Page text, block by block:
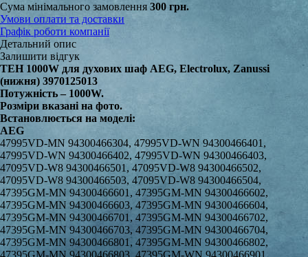
Сума мінімального замовлення 300 грн.
Умови оплати та доставки
Графік роботи компанії
Детальний опис
Залишити відгук
ТЕН 1000W для духових шаф AEG, Electrolux, Zanussi
(нижня) 3970125013
Потужність – 1000W.
Розміри вказані на фото.
Встановлюється на моделі:
AEG
47995VD-MN 94300466304, 47995VD-WN 94300466401, 47995VD-WN 94300466402, 47995VD-WN 94300466403, 47095VD-W8 94300466501, 47095VD-W8 94300466502, 47095VD-W8 94300466503, 47095VD-W8 94300466504, 47395GM-MN 94300466601, 47395GM-MN 94300466602, 47395GM-MN 94300466603, 47395GM-MN 94300466604, 47395GM-MN 94300466701, 47395GM-MN 94300466702, 47395GM-MN 94300466703, 47395GM-MN 94300466704, 47395GM-MN 94300466801, 47395GM-MN 94300466802, 47395GM-MN 94300466803, 47395GM-WN 94300466901, 47395GM-WN 94300466902, 47395GM-WN 94300466903, 47395GM-WN 94300466904, 47795IQ-MN 94300467101, 47795IQ-MN 94300467102, 47795IQ-MN 94300467103, 47995IQ-MN 94300467201, 47995IQ-MN 94300467202, 47995IQ-MN 94300467203, 47995IQ-MN 94300467204, 47795IQ-WN 94300467301, 47795IQ-WN 94300467302, 47795IQ-WN 94300467303, 47795IQ-WN 94300467304, 47795IQ-WN 94300467305, 47696GT-WN 94300467400, 47696GT-WN 94300467401, 47696GT-WN 94300467402, 47696GT-MN 94300467501, 47696GT-MN 94300467502, 47696GT-MN 94300467503, 47896GT-WN 94300485300, 47896GT-WN 94300485301, 47896GT-WN 94300485302, 47896GT-MN 94300485400, 47896GT-MN 94300485401, 47896GT-MN 94300485402, 47395GM-WN 94300487500, 47395GM-WN 94300487501, 47395GM-WN 94300487502, 47395GM-WN 94300487503, 41806GT-WN 94300488100, 41806GT-WN 94300488101, 41806GT-WN 94300488102, 41906GT-WN 94300488200, 41906GT-WN 94300488202, 40095VD-WN 94300491500, 47686GT-WN 94300491900, 47686GT-WN 94300491901, 47686GT-WN 94300491902, 47886GT-WN 94300492000, 47886GT-WN 94300492001, 47886GT-WN 94300492002, 47886GT-WN 94300492003, 47686GT-MN 94300492100, 47686GT-MN 94300492101, 47686GT-MN 94300492102, 47886GT-MN 94300492200, 47886GT-MN 94300492201, 47886GT-MN 94300492202, 47886GT-MN 94300492203, 41886GT-WN 94300492300, 41886GT-WN 94300492301, 41886GT-WN 94300492302, 41886GT-WN 94300492303, 41986GT-WN 94300492400, 41986GT-WN 94300492401, 41986GT-WN 94300492402, CIB56400BX 94300498600, CIB56400BX 94300498601, CCB56400BX 94300498700, CCB56400BX 94300498701, CCB56400BW 94300498800, CCB56400BW 94300498801, CCB56401BX 94300498900, CCB56401BX 94300498901, CCB56401BW 94300499000, CCB56000BW 94300499100, CKB56400BX 94300499200, CKB56400BX 94300499201, CKB56400BX 94300499300, CKB56400BW 94300499400, CKB56400BW 94300499401, CKB56400BW 94300499402, CKB56400BW 94300499500, CIR56400BX 94300502300, CIR56400BX 94300502301, CCM56400BX 94300502400, CCM56400BX 94300502401, CCM56400BW 94300502500, CCM56400BW 94300502501, CCB54000BW 94300505300, CCB54000BW 94300505301, CCB54600BW 94300505400, CCB54600BW 94300505401, CCB54600BX 94300505500, CIB54000BW 94300505600, CIB54000BW 94300505601, CIB54000BX 94300505700, CIB54600BW 94300505800, CIB54600BW 94300505801, CIB56400BW 94300507000, CCM66400BX 94300509700, CIM66400BX 94300509800, CKR56400BX 94300510400, CKR56400BW 94300510500, 20045VA-WN 94300413301, 20045FA-WN 94300413901, 40045FA-WN 94300414001, 47345GM-WN 94300417301, 47345GM-MN 94300417601, 47745IQ-WN 94300431900, 47745IQ-WN 94300432000, 47745IQ-MN 94300432100, 47745IQ-MN 94300432101, 47745IQ-MN 94300432102, 47745IQ-MN 94300432103, 40045VA-WN 94300432200, 40045VA-WN 94300432201, 40045VD-WN 94300432300, 40045VD-WN 94300432301, 40045VD-WN 94300432400, 40045VD-WN 94300432401, 40045VD-MN 94300432500, 47035VD-WN 94300432600, 47035VD-WN 94300432601, 47035VD-WN 94300432602, 47035VD-WN 94300432603, 47005VC-WN 94300432700, 47005VC-WN 94300432701, 47005VC-WN 94300432702, 47005VC-MN 94300432800, 47005VC-MN 94300432801, 47005VC-MN 94300432802, 47035VD-MN 94300432900, 47035VD-MN 94300432901, 47035VD-MN 94300432902, 47035VD-MN 94300432903, 47345GM-WN 94300433000, 47345GM-WN 94300433001, 47345GM-WN 94300433002, 47345GM-WN 94300433100, 47345GM-WN 94300433101, 47345GM-MN 94300433300, 47345GM-MN 94300433400, 47345GM-MN 94300433500, 47335GM-WN 94300433700, 47335GM-WN 94300433701, 47335GM-WN 94300433702, 47335GM-WN 94300433704, 47335GM-MN 94300433800, 47335GM-MN 94300433801, 47335GM-MN 94300433802, 47335GM-MN 94300433804, 47635GM-MN 94300435600, 47635GM-MN 94300435601, 47635GM-MN 94300435602, 47635GM-WN 94300435700, 47635GM-WN 94300435702, 47645GM-MN 94300435800, 47645GM-MN 94300435801, 47645GM-MN 94300435802, 47645GM-MN 94300435803, 47645GM-WN 94300435900, 47645GM-WN 94300435901, 47645GM-WN 94300435902, 47645GM-WN 94300435903, 47755IQ-WN 94300436000, 47755IQ-WN 94300436001, 47755IQ-WN 94300436002, 47755IQ-MN 94300436100, 47755IQ-MN 94300436101, 47755IQ-MN 94300436102, 47055VD-WN 94300436200, 47055VD-WN 94300436201, 47055VD-WN 94300436202, 47055VD-MN 94300436300, 47055VD-MN 94300436301, 47055VD-MN 94300436302, 47055VD-MN 94300436303, 47755IQ-WN 94300436400, 47755IQ-WN 94300436401, 47755IQ-WN 94300436402, 4703RVD-MN 94300436700, 4703RVD-MN 94300436701, 4703RVD-MN 94300436702, 4703RVD-MN 94300436703, 4703RVD-MN 94300436704, 4703RVD-MN 94300436705, 4703RVD-WN 94300436800, 4703RVD-WN 94300436801, 4703RVD-WN 94300436802, 4703RVD-WN 94300436803, 40045VD-MN 94300441500, 40045VD-MN 94300441501, 47005VC-MN 94300441600, 47005VC-MN 94300441601, 47035VD-MN 94300441800, 47035VD-MN 94300441801, 47345GM-MN 94300442000, 47345GM-MN 94300442001, 47345GM-MN 94300442002, 47345GM-MN 94300442100, 47345GM-MN 94300442101, 47345GM-MN 94300442102, 47345GM-MN 94300442200, 47345GM-MN 94300442201, 47345GM-MN 94300442202, 47055VD-W8 94300444900, 47646GT-WN 94300453900, 47646GT-MN 94300454000, 47005V9-MN 94300461200, 47005V9-WN 94300461300, 4703RV9-MN 94300461500, 4713RV9-WN 94300461700, 47055V9-MN 94300461800, 47055V9-WN 94300461900, 47635G9-MN 94300462200, 47635G9-WN 94300462300, 47645G9-MN 94300462400, 47645G9-MN 94300462500, 47755I9-MN 94300462700, 40095VD-WN 94300462800, 47795IQ-WN 94300462900, 20095FA-WN 94300465300, 20095VA-WN 94300465400, 40095FA-WN 94300465500, 40095VA-WN 94300465600, 40095VD-MN 94300465700, 40095VD-WN 94300465800, 47095VD-MN 94300466100, 47095VD-WN 94300466200, 47995VD-MN 94300466300, 47995VD-WN 94300466400, 47095VD-W8 94300466500, 41806GT-WN 94300488102, 41906GT-WN 94300488200, 41906GT-WN 94300488202, 40095VD-WN 94300491500, 47686GT-WN 94300491900, 47686GT-WN 94300491901, 47686GT-WN 94300491902, 47886GT-WN 94300492000, 47886GT-WN 94300492001, 47886GT-WN 94300492002, 47886GT-WN 94300492003, 47686GT-MN 94300492100, 47686GT-MN 94300492101, 47686GT-MN 94300492102, 47886GT-MN 94300492200, 47886GT-MN 94300492201, 47886GT-MN 94300492202, 47886GT-MN 94300492203, 41886GT-WN 94300492300, 41886GT-WN 94300492301, 41886GT-WN 94300492302, 41886GT-WN 94300492303, 41986GT-WN 94300492400, 41986GT-WN 94300492401, 41986GT-WN 94300492402, CIB56400BX 94300498600, CIB56400BX 94300498601, CCB56400BX 94300498700, CCB56400BX 94300498701, CCB56400BW 94300498800, CCB56400BW 94300498801, CCB56401BX 94300498900, CCB56401BX 94300498901, CCB56401BW 94300499000, CCB56000BW 94300499100, CKB56400BX 94300499200, CKB56400BX 94300499201, CKB56400BX 94300499300, CKB56400BW 94300499400, CKB56400BW 94300499401, CKB56400BW 94300499402, CKB56400BW 94300499500, CIR56400BX 94300502300, CIR56400BX 94300502301, CCM56400BX 94300502400, CCM56400BX 94300502401, CCM56400BW 94300502500, CCM56400BW 94300502501, CCB54000BW 94300505300, CCB54000BW 94300505301, CCB54600BW 94300505400, CCB54600BW 94300505401, CCB54600BX 94300505500, CIB54000BW 94300505600, CIB54000BW 94300505601, CIB54000BX 94300505700, CIB54600BW 94300505800, CIB54600BW 94300505801, CIB56400BW 94300507000, CCM66400BX 94300509700, CIM66400BX 94300509800, CKR56400BX 94300510400, CKR56400BW 94300510500, 20045VA-WN 94300413301, 20045FA-WN 94300413901, 40045FA-WN 94300414001, 47345GM-WN 94300417301, 47345GM-MN 94300417601, 47745IQ-WN 94300431900, 47745IQ-WN 94300432000, 47745IQ-MN 94300432100, 47745IQ-MN 94300432101, 47745IQ-MN 94300432102, 47745IQ-MN 94300432103, 40045VA-WN 94300432200, 40045VA-WN 94300432201, 40045VD-WN 94300432300, 40045VD-WN 94300432301, 40045VD-WN 94300432400, 40045VD-WN 94300432401, 40045VD-MN 94300432500, 47035VD-WN 94300432600, 47035VD-WN 94300432601, 47035VD-WN 94300432602, 47035VD-WN 94300432603, 47005VC-WN 94300432700, 47005VC-WN 94300432701, 47005VC-WN 94300432702, 47005VC-MN 94300432800, 47005VC-MN 94300432801, 47005VC-MN 94300432802, 47035VD-MN 94300432900, 47035VD-MN 94300432901, 47035VD-MN 94300432902, 47035VD-MN 94300432903, 47345GM-WN 94300433000, 47345GM-WN 94300433001, 47345GM-WN 94300433002, 47345GM-WN 94300433100, 47345GM-WN 94300433101, 47345GM-MN 94300433300, 47345GM-MN 94300433400, 47345GM-MN 94300433500, 47335GM-WN 94300433700, 47335GM-WN 94300433701, 47335GM-WN 94300433702, 47335GM-WN 94300433704, 47335GM-MN 94300433800, 47335GM-MN 94300433801, 47335GM-MN 94300433802, 47335GM-MN 94300433804, 47635GM-MN 94300435600, 47635GM-MN 94300435601, 47635GM-MN 94300435602, 47635GM-WN 94300435700, 47635GM-WN 94300435702, 47645GM-MN 94300435800, 47645GM-MN 94300435801, 47645GM-MN 94300435802, 47645GM-MN 94300435803, 47645GM-WN 94300435900, 47645GM-WN 94300435901, 47645GM-WN 94300435902, 47645GM-WN 94300435903, 47755IQ-WN 94300436000, 47755IQ-WN 94300436001, 47755IQ-WN 94300436002, 47755IQ-MN 94300436100, 47755IQ-MN 94300436101, 47755IQ-MN 94300436102, 47055VD-WN 94300436200, 47055VD-WN 94300436201, 47055VD-WN 94300436202, 47055VD-MN 94300436300, 47055VD-MN 94300436301, 47055VD-MN 94300436302, 47055VD-MN 94300436303, 47755IQ-WN 94300436400, 47755IQ-WN 94300436401, 47755IQ-WN 94300436402, 4703RVD-MN 94300436700, 4703RVD-MN 94300436701, 4703RVD-MN 94300436702, 4703RVD-MN 94300436703, 4703RVD-MN 94300436704, 4703RVD-MN 94300436705, 4703RVD-WN 94300436800, 4703RVD-WN 94300436801, 4703RVD-WN 94300436802, 4703RVD-WN 94300436803, 40045VD-MN 94300441500, 40045VD-MN 94300441501, 47005VC-MN 94300441600, 47005VC-MN 94300441601, 47035VD-MN 94300441800, 47035VD-MN 94300441801, 47345GM-MN 94300442000, 47345GM-MN 94300442001, 47345GM-MN 94300442002, 47345GM-MN 94300442100, 47345GM-MN 94300442101, 47345GM-MN 94300442102, 47345GM-MN 94300442200, 47345GM-MN 94300442201, 47345GM-MN 94300442202, 47055VD-W8 94300444900, 47646GT-WN 94300453900, 47646GT-MN 94300454000, 47005V9-MN 94300461200, 47005V9-WN 94300461300, 4703RV9-MN 94300461500, 4713RV9-WN 9430